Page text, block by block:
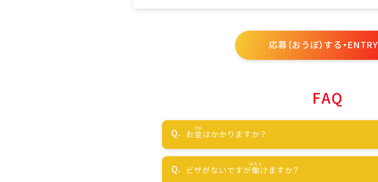
応募（おうぼ）する・ENTRY
FAQ
お金はかかりますか？
ビザがないですが働けますか？